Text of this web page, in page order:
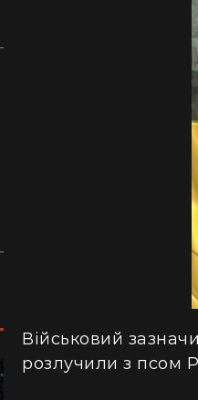
Військовий
розлучили з псом